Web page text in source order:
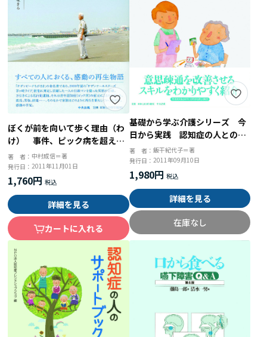
ぼくが前を向いて歩く理由（わ
け） 事件、ピック病を超え
て、いまを生きる
著 者： 中村成信＝著
発行日：2011年11月01日
1,760円
詳細を見る
カートに入れる
基礎から学ぶ介護シリーズ 今
日から実践 認知症の人とのコ
ミュニケーション 感情と行動
を理解するためのアプローチ
著 者： 飯干紀代子＝著
発行日： 2011年09月10日
1,980円
詳細を見る
在庫なし